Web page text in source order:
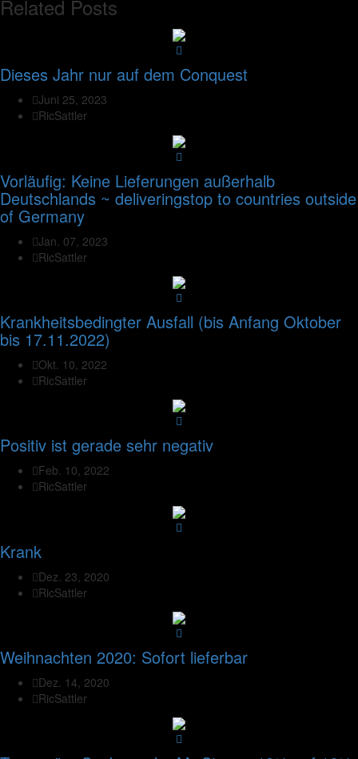
Related Posts
Dieses Jahr nur auf dem Conquest
Juni 25, 2023
RicSattler
Vorläufig: Keine Lieferungen außerhalb
Deutschlands ~ deliveringstop to countries outside
of Germany
Jan. 07, 2023
RicSattler
Krankheitsbedingter Ausfall (bis Anfang Oktober
bis 17.11.2022)
Okt. 10, 2022
RicSattler
Positiv ist gerade sehr negativ
Feb. 10, 2022
RicSattler
Krank
Dez. 23, 2020
RicSattler
Weihnachten 2020: Sofort lieferbar
Dez. 14, 2020
RicSattler